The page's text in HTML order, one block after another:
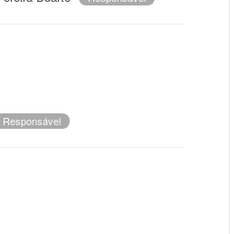
Responsável